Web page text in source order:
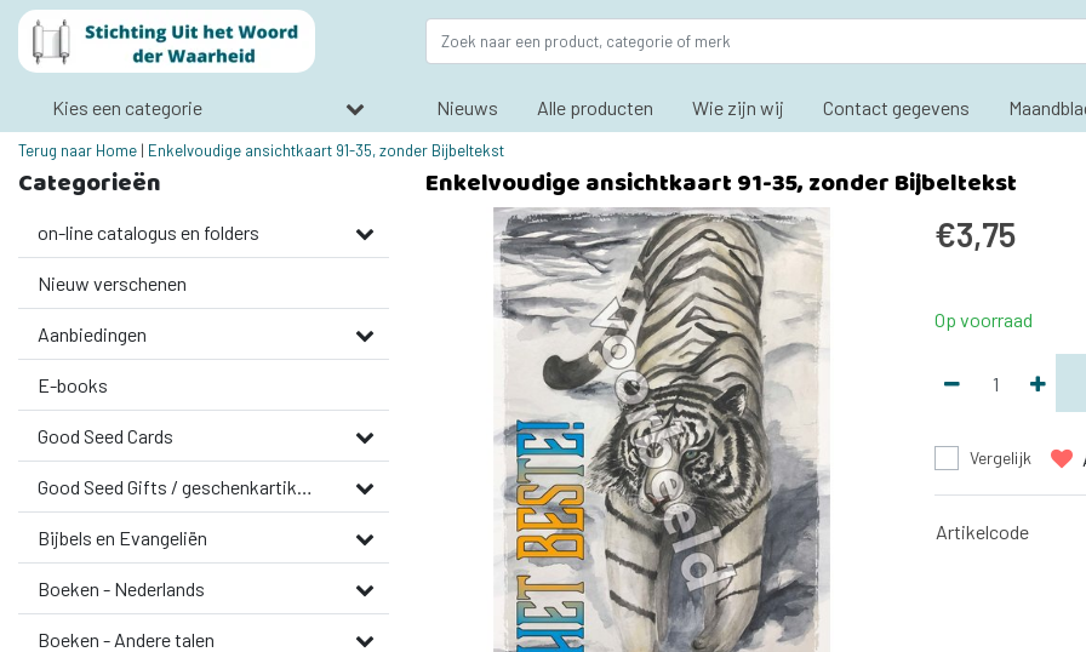
Kies een categorie Nieuws Alle producten Wie zijn wij Contact gegevens
Terug naar Home | Enkelvoudige ansichtkaart 91-35, zonder Bijbeltekst
Categorieën
on-line catalogus en folders
Nieuw verschenen
Aanbiedingen
E-books
Good Seed Cards
Good Seed Gifts / geschenkartikelen
Bijbels en Evangeliën
Boeken - Nederlands
Boeken - Andere talen
Enkelvoudige ansichtkaart 91-35, zonder Bijbeltekst
€3,75
Op voorraad
Vergelijk
Artikelcode